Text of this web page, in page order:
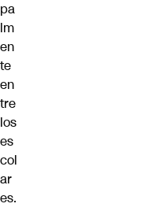
pa
lm
en
te
en
tre
los
es
col
ar
es.